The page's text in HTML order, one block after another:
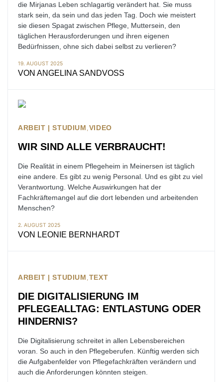
die Mirjanas Leben schlagartig verändert hat. Sie muss
stark sein, da sein und das jeden Tag. Doch wie meistert
sie diesen Spagat zwischen Pflege, Muttersein, den
täglichen Herausforderungen und ihren eigenen
Bedürfnissen, ohne sich dabei selbst zu verlieren?
19. AUGUST 2025
VON ANGELINA SANDVOSS
ARBEIT | STUDIUM VIDEO
WIR SIND ALLE VERBRAUCHT!
Die Realität in einem Pflegeheim in Meinersen ist täglich
eine andere. Es gibt zu wenig Personal. Und es gibt zu viel
Verantwortung. Welche Auswirkungen hat der
Fachkräftemangel auf die dort lebenden und arbeitenden
Menschen?
2. AUGUST 2025
VON LEONIE BERNHARDT
ARBEIT | STUDIUM TEXT
DIE DIGITALISIERUNG IM
PFLEGEALLTAG: ENTLASTUNG ODER
HINDERNIS?
Die Digitalisierung schreitet in allen Lebensbereichen
voran. So auch in den Pflegeberufen. Künftig werden sich
die Aufgabenfelder von Pflegefachkräften verändern und
auch die Anforderungen könnten steigen.